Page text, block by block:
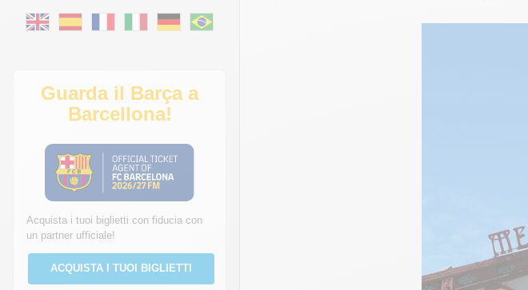
Guarda il Barça a
Barcellona!
Acquista i tuoi biglietti con fiducia con
un partner ufficiale!
ACQUISTA I TUOI BIGLIETTI